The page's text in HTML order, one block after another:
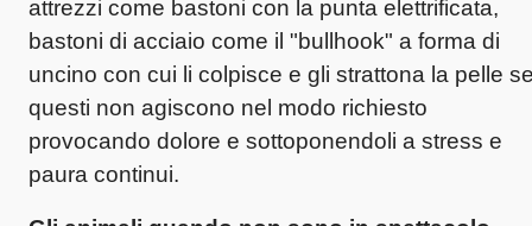
attrezzi come bastoni con la punta elettrificata,
bastoni di acciaio come il "bullhook" a forma di
uncino con cui li colpisce e gli strattona la pelle
questi non agiscono nel modo richiesto
provocando dolore e sottoponendoli a stress e
paura continui.